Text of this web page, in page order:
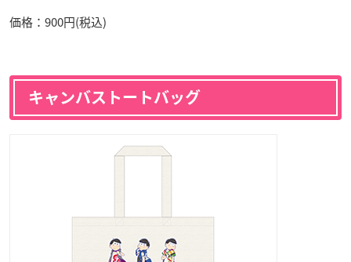
価格：900円(税込)
キャンバストートバッグ